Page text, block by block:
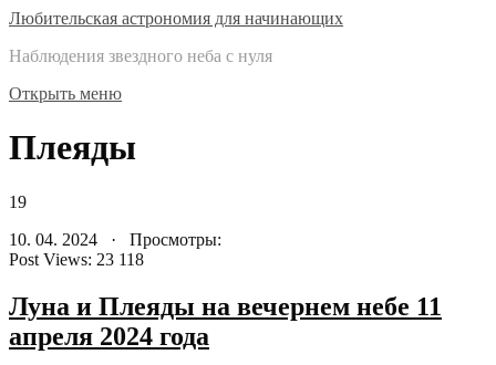
Любительская астрономия для начинающих
Наблюдения звездного неба с нуля
Открыть меню
Плеяды
19
10. 04. 2024 · Просмотры:
Post Views: 23 118
Луна и Плеяды на вечернем небе 11
апреля 2024 года